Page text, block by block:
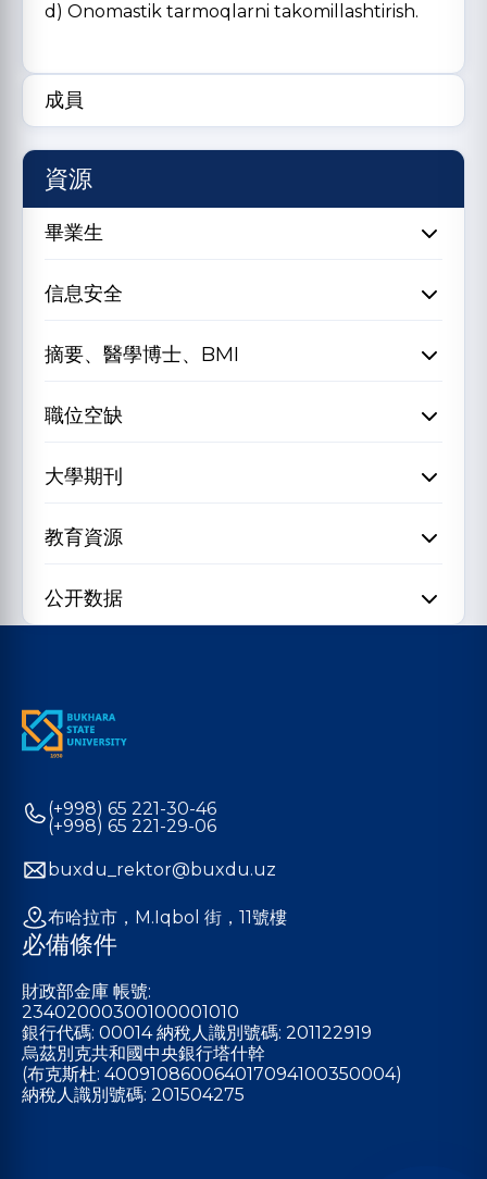
d) Onomastik tarmoqlarni takomillashtirish.
成員
資源
畢業生
信息安全
摘要、醫學博士、BMI
職位空缺
大學期刊
教育資源
公开数据
(+998) 65 221-30-46
(+998) 65 221-29-06
buxdu_rektor@buxdu.uz
布哈拉市，M.Iqbol 街，11號樓
必備條件
財政部金庫 帳號:
23402000300100001010
銀行代碼: 00014 納稅人識別號碼: 201122919
烏茲別克共和國中央銀行塔什幹
(布克斯杜: 400910860064017094100350004)
納稅人識別號碼: 201504275